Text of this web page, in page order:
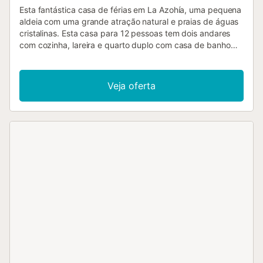
Esta fantástica casa de férias em La Azohía, uma pequena
aldeia com uma grande atração natural e praias de águas
cristalinas. Esta casa para 12 pessoas tem dois andares
com cozinha, lareira e quarto duplo com casa de banho
crianças. Com vista para as montanhas e apenas a 300
metros da praia, esta casa é ideal para famílias numerosas
que procuram umas óptimas férias. No exterior, encontrará
um agradável alpendre coberto e há 2 bicicletas
Veja oferta